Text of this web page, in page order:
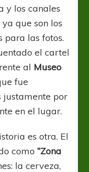
y los canales
que son los
para las fotos.
el cartel
al Museo
fue
justamente por
en el lugar.
es otra. El
como“Zona
la cerveza,